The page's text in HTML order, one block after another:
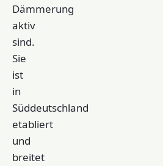
Dämmerung
aktiv
sind.
Sie
ist
in
Süddeutschland
etabliert
und
breitet